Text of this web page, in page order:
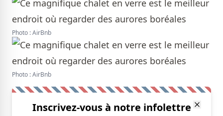
Photo : AirBnb
Photo : AirBnb
Inscrivez-vous à notre infolettre